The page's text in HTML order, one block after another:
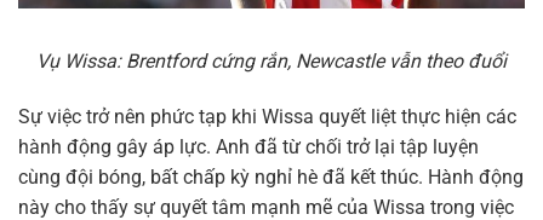
Vụ Wissa: Brentford cứng rắn, Newcastle vẫn theo đuổi
Sự việc trở nên phức tạp khi Wissa quyết liệt thực hiện các
hành động gây áp lực. Anh đã từ chối trở lại tập luyện
cùng đội bóng, bất chấp kỳ nghỉ hè đã kết thúc. Hành động
này cho thấy sự quyết tâm mạnh mẽ của Wissa trong việc